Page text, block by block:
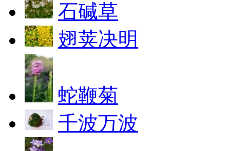
石碱草
翅荚决明
蛇鞭菊
千波万波